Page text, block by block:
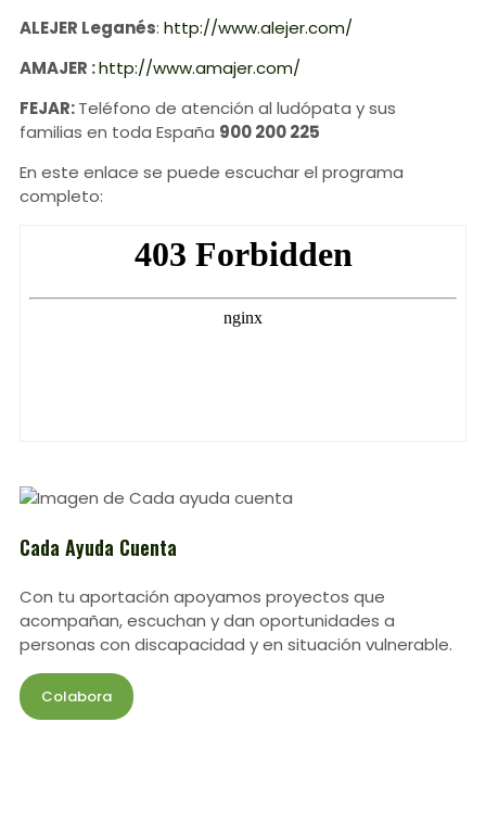
ALEJER Leganés: http://www.alejer.com/
AMAJER :http://www.amajer.com/
FEJAR:Teléfono de atención al ludópata y sus
familias en toda España 900 200 225
En este enlace se puede escuchar el programa
completo:
Cada Ayuda Cuenta
Con tu aportación apoyamos proyectos que
acompañan, escuchan y dan oportunidades a
personas con discapacidad y en situación vulnerable.
Colabora